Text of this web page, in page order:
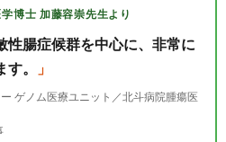
博士 加藤容崇先生より
性腸症候群を中心に、非常に
。
ゲノム医療ユニット／北斗病院腫瘍医